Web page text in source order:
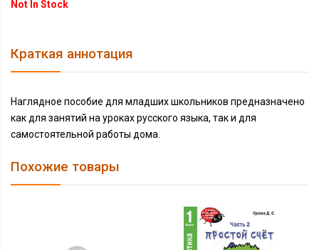
Not In Stock
Краткая аннотация
Наглядное пособие для младших школьников предназначено
как для занятий на уроках русского языка, так и для
самостоятельной работы дома.
Похожие товары